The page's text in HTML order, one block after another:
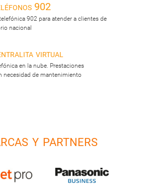
902
902 para atender a clientes de
nacional
virtual
en la nube. Prestaciones
necesidad de mantenimiento
y partners